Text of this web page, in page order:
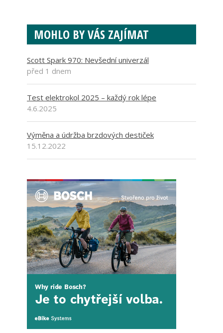
MOHLO BY VÁS ZAJÍMAT
Scott Spark 970: Nevšední univerzál
před 1 dnem
Test elektrokol 2025 – každý rok lépe
4.6.2025
Výměna a údržba brzdových destiček
15.12.2022